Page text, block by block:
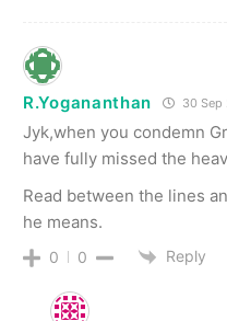
R.Yogananthan 30 Sep
Jyk,when you condemn
have fully missed the
Read between the lines
he means.
0 0 Reply